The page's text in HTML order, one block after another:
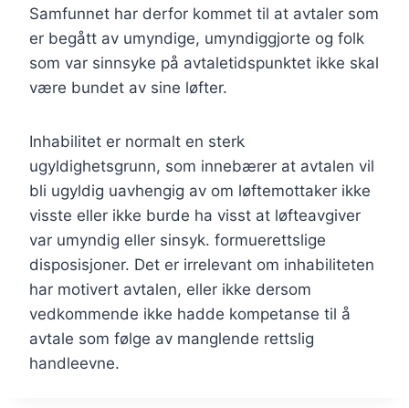
Samfunnet har derfor kommet til at avtaler som
er begått av umyndige, umyndiggjorte og folk
som var sinnsyke på avtaletidspunktet ikke skal
være bundet av sine løfter.
Inhabilitet er normalt en sterk
ugyldighetsgrunn, som innebærer at avtalen vil
bli ugyldig uavhengig av om løftemottaker ikke
visste eller ikke burde ha visst at løfteavgiver
var umyndig eller sinsyk. formuerettslige
disposisjoner. Det er irrelevant om inhabiliteten
har motivert avtalen, eller ikke dersom
vedkommende ikke hadde kompetanse til å
avtale som følge av manglende rettslig
handleevne.